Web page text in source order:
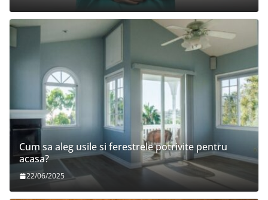
Cum sa aleg usile si ferestrele potrivite pentru
acasa?
22/06/2025